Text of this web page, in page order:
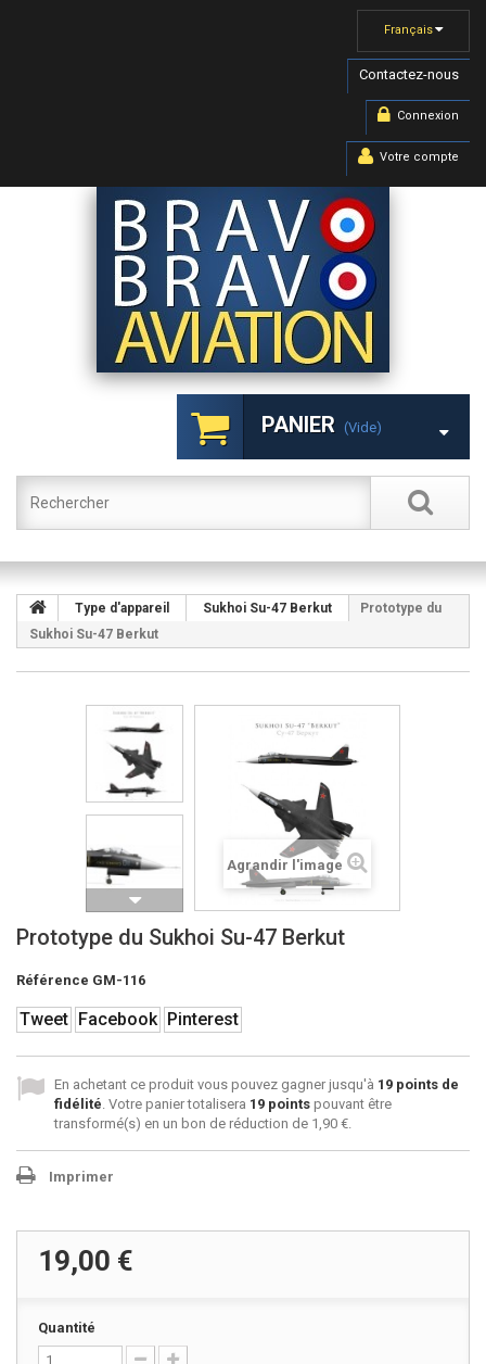
Français
Contactez-nous
Connexion
Votre compte
PANIER (vide)
Type d'appareil Sukhoi Su-47 Berkut
Prototype du
Sukhoi Su-47 Berkut
Agrandir l'image
Prototype du Sukhoi Su-47 Berkut
Référence GM-116
Tweet Facebook Pinterest
En achetant ce produit vous pouvez gagner jusqu'à 19 points de
fidélité. Votre panier totalisera 19 points pouvant être
transformé(s) en un bon de réduction de 1,90 €.
Imprimer
19,00 €
Quantité